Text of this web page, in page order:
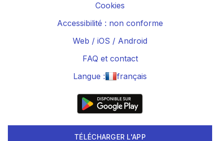
TÉLÉCHARGER L'APP
Cookies
Accessibilité : non conforme
Web / iOS / Android
FAQ et contact
Langue :
français